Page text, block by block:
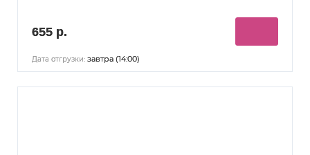
655 р.
Дата отгрузки: завтра (14:00)